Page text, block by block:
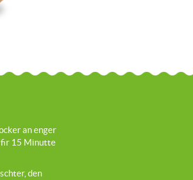
an enger
fir 15 Minutte
den